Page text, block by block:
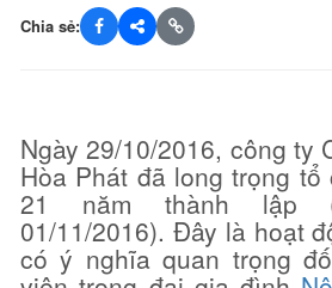
Chia sẻ:
Ngày 29/10/2016, công ty
Hòa Phát đã long trọng
21 năm thành lập
01/11/2016). Đây là hoạt
có ý nghĩa quan trọng